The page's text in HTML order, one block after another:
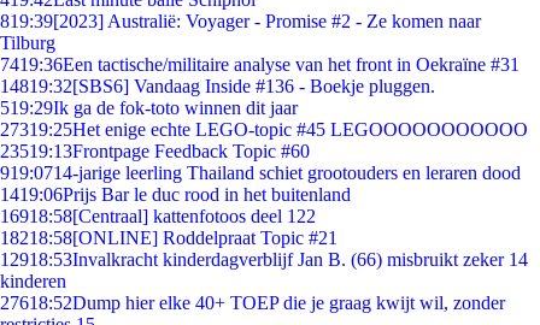
819:39[2023] Australië: Voyager - Promise #2 - Ze komen naar
Tilburg
7419:36Een tactische/militaire analyse van het front in Oekraïne #31
14819:32[SBS6] Vandaag Inside #136 - Boekje pluggen.
519:29Ik ga de fok-toto winnen dit jaar
27319:25Het enige echte LEGO-topic #45 LEGOOOOOOOOOOO
23519:13Frontpage Feedback Topic #60
919:0714-jarige leerling Thailand schiet grootouders en leraren dood
1419:06Prijs Bar le duc rood in het buitenland
16918:58[Centraal] kattenfotoos deel 122
18218:58[ONLINE] Roddelpraat Topic #21
12918:53Invalkracht kinderdagverblijf Jan B. (66) misbruikt zeker 14
kinderen
27618:52Dump hier elke 40+ TOEP die je graag kwijt wil, zonder